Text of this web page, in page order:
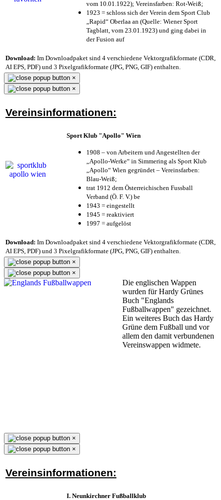
vom 10.01.1922); Vereinsfarben: Rot-Weiß;
1923 = schloss sich der Verein dem Sport Club
„Rapid“ Oberlaa an (Quelle: Wiener Sport
Tagblatt, vom 23.01.1923) und ging dabei in
der Fusion auf
Download: Im Downloadpaket sind 4 verschiedene Vektorgrafikformate (CDR,
AI EPS, PDF) und 3 Pixelgrafikformate (JPG, PNG, GIF) enthalten.
×
×
Vereinsinformationen:
Sport Klub "Apollo" Wien
1908 – von Arbeitern und Angestellten der
„Apollo-Werke“ in Simmering als Sport Klub
„Apollo“ Wien gegründet – Vereinsfarben:
Blau-Weiß;
trat 1912 dem Österreichischen Fussball
Verband (Ö. F. V.) be
1943 = eingestellt
1945 = reaktiviert
1997 = aufgelöst
Download: Im Downloadpaket sind 4 verschiedene Vektorgrafikformate (CDR,
AI EPS, PDF) und 3 Pixelgrafikformate (JPG, PNG, GIF) enthalten.
×
×
Die englischen Wappen
wurden für Hardy Grünes
Buch "Englands
Fußballwappen" gezeichnet.
Ein weiteres Buch das Hardy
Grüne dem Fußball und vor
allem den damit verbundenen
Vereinswappen widmete.
×
×
Vereinsinformationen:
I. Neunkirchner Fußballklub